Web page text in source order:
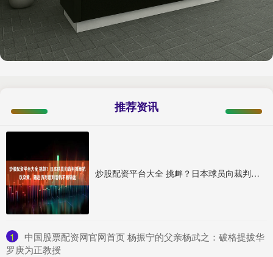
推荐资讯
炒股配资平台大全 挑衅？日本球员向裁判挥拳抗议染黄，随后仍对着刘浩帆不断输出
1
​中国股票配资网官网首页 杨振宁的父亲杨武之：破格提拔华
罗庚为正教授